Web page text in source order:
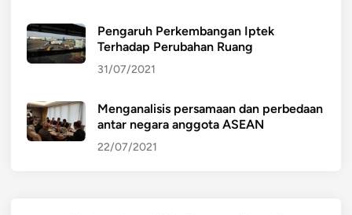
Pengaruh Perkembangan Iptek
Terhadap Perubahan Ruang
31/07/2021
Menganalisis persamaan dan perbedaan
antar negara anggota ASEAN
22/07/2021